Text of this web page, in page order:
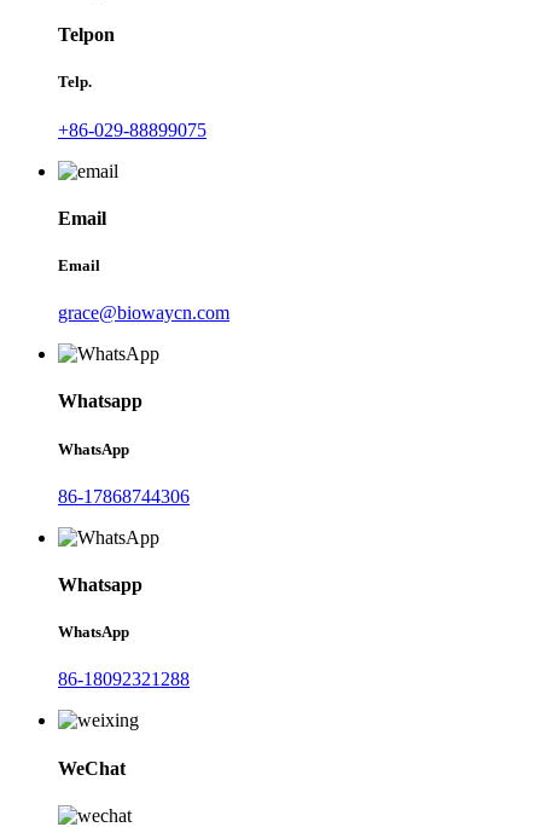
Telpon
Telp.
+86-029-88899075
Email
Email
grace@biowaycn.com
Whatsapp
WhatsApp
86-17868744306
Whatsapp
WhatsApp
86-18092321288
WeChat